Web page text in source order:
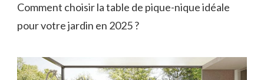
Comment choisir la table de pique-nique idéale
pour votre jardin en 2025 ?